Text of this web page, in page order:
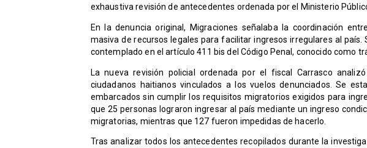
exhaustiva revisión de antecedentes ordenada por el Ministerio
En la denuncia original, Migraciones señalaba la coordinación
masiva de recursos legales para facilitar ingresos irregulares al país.
contemplado en el artículo 411 bis del Código Penal, conocido como
La nueva revisión policial ordenada por el fiscal Carrasco
ciudadanos haitianos vinculados a los vuelos denunciados. Se
embarcados sin cumplir los requisitos migratorios exigidos para
que 25 personas lograron ingresar al país mediante un ingreso
migratorias, mientras que 127 fueron impedidas de hacerlo.
Tras analizar todos los antecedentes recopilados durante la